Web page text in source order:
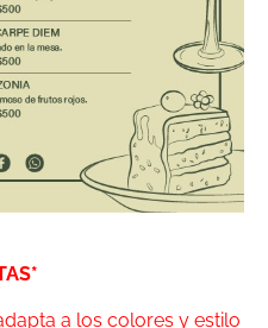
a los colores y estilo